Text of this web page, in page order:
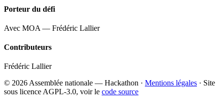
Porteur du défi
Avec MOA — Frédéric Lallier
Contributeurs
Frédéric Lallier
© 2026 Assemblée nationale — Hackathon · Mentions légales · Site
sous licence AGPL-3.0, voir le code source